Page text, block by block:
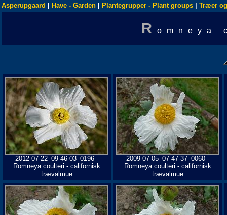
Asperupgaard Have - Garden Plantegrupper - Plant groups Træer
R
2012-07-22_09-46-03_0196 -
Romneya coulteri - californisk
trævalmue
2009-07-05_07-47-37_0060 -
Romneya coulteri - californisk
trævalmue